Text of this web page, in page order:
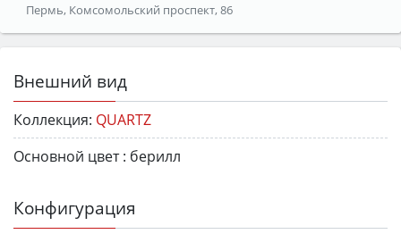
Пермь, Комсомольский проспект, 86
Внешний вид
Коллекция: QUARTZ
Основной цвет : берилл
Конфигурация